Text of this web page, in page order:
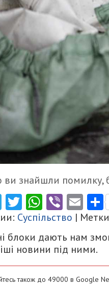
знайшли помилку,
Telegram
Twitter
WhatsApp
Viber
Суспільство |
блоки дають нам
новини під ними.
також до 49000 в Google